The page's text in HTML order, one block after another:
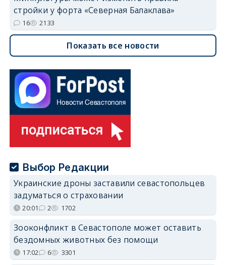
стройки у форта «Северная Балаклава»
16 2133
Показать все новости
Выбор Редакции
Украинские дроны заставили севастопольцев
задуматься о страховании
20:01 2 1702
Зооконфликт в Севастополе может оставить
бездомных животных без помощи
17:02 6 3301